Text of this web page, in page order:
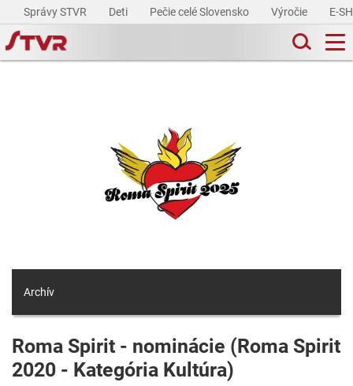
Správy STVR Deti Pečie celé Slovensko Výročie E-
Archív
Roma Spirit - nominácie (Roma Spirit
2020 - Kategória Kultúra)